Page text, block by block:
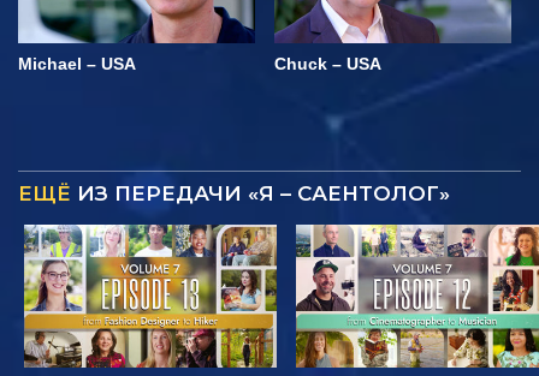
Michael – USA Chuck – USA
ЕЩЁ ИЗ ПЕРЕДАЧИ «Я – САЕНТОЛОГ»